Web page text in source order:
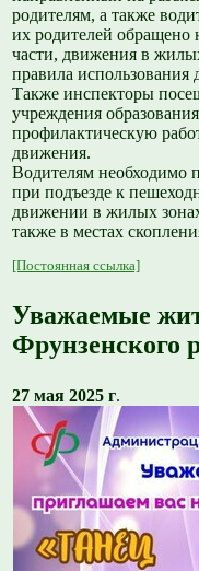
родителям, а также
их родителей обращено
части, движения в
правила
Также инспекторы
учреждения
профилактическую
движения.
Водителям необходимо
при подъезде к
движении в жилых
также в местах
[Постоянная ссылка]
Уважаемые
Фрунзенского
27 мая 2025 г.